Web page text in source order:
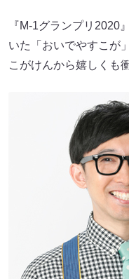
『M-1グランプリ2020
いた「おいでやすこが
こがけんから嬉しくも